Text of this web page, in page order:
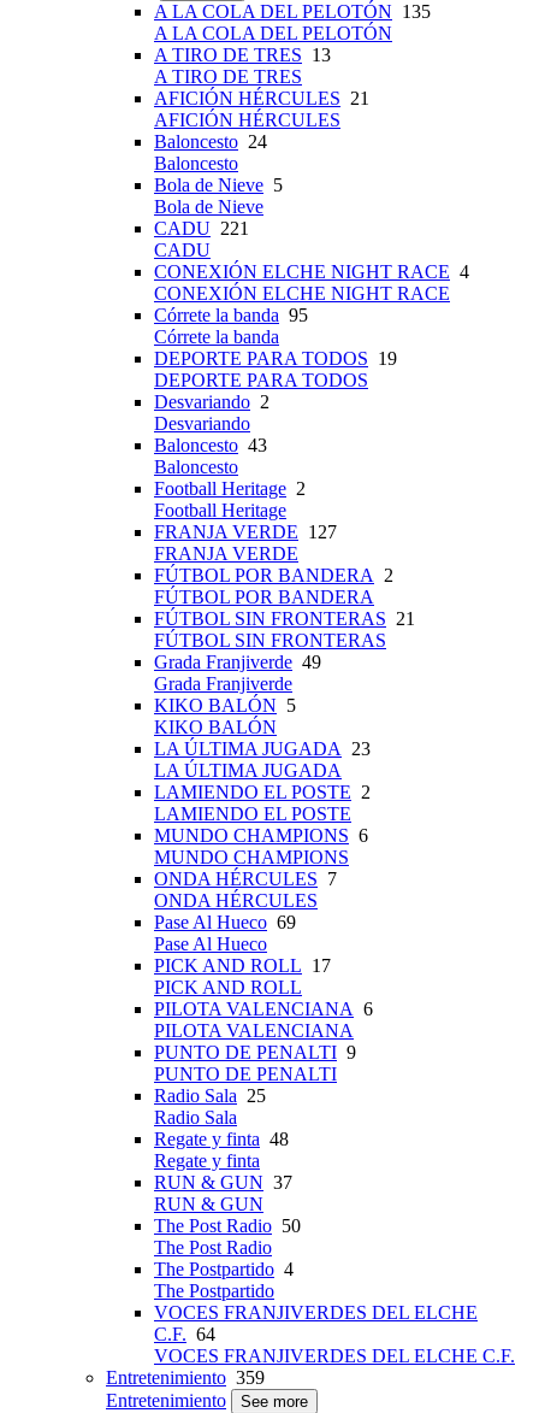
A LA COLA DEL PELOTÓN 135
A LA COLA DEL PELOTÓN
A TIRO DE TRES 13
A TIRO DE TRES
AFICIÓN HÉRCULES 21
AFICIÓN HÉRCULES
Baloncesto 24
Baloncesto
Bola de Nieve 5
Bola de Nieve
CADU 221
CADU
CONEXIÓN ELCHE NIGHT RACE 4
CONEXIÓN ELCHE NIGHT RACE
Córrete la banda 95
Córrete la banda
DEPORTE PARA TODOS 19
DEPORTE PARA TODOS
Desvariando 2
Desvariando
Baloncesto 43
Baloncesto
Football Heritage 2
Football Heritage
FRANJA VERDE 127
FRANJA VERDE
FÚTBOL POR BANDERA
2
FÚTBOL POR BANDERA
FÚTBOL SIN FRONTERAS 21
FÚTBOL SIN FRONTERAS
Grada Franjiverde 49
Grada Franjiverde
KIKO BALÓN 5
KIKO BALÓN
LA ÚLTIMA JUGADA
23
LA ÚLTIMA JUGADA
LAMIENDO EL POSTE 2
LAMIENDO EL POSTE
MUNDO CHAMPIONS 6
MUNDO CHAMPIONS
ONDA HÉRCULES 7
ONDA HÉRCULES
Pase Al Hueco 69
Pase Al Hueco
PICK AND ROLL 17
PICK AND ROLL
PILOTA VALENCIANA 6
PILOTA VALENCIANA
PUNTO DE PENALTI 9
PUNTO DE PENALTI
Radio Sala 25
Radio Sala
Regate y finta 48
Regate y finta
RUN & GUN 37
RUN & GUN
The Post Radio 50
The Post Radio
The Postpartido 4
The Postpartido
VOCES FRANJIVERDES DEL ELCHE
C.F. 64
VOCES FRANJIVERDES DEL ELCHE C.F.
Entretenimiento 359
Entretenimiento
See more